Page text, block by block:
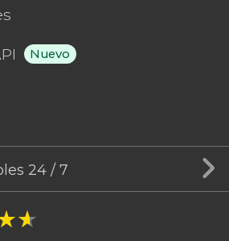
Nuevo
24 / 7